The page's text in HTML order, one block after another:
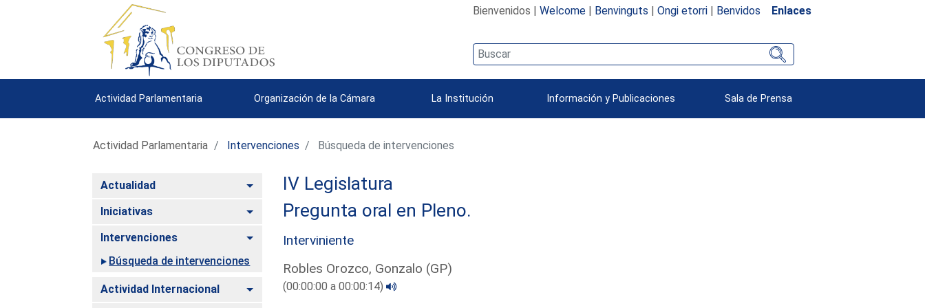
Bienvenidos | Welcome| Benvinguts | Ongi etorri| Benvidos Enlaces
Actividad Parlamentaria Organización de la Cámara La Institución Información y Publicaciones Sala de Prensa
Actividad Parlamentaria Intervenciones Búsqueda de intervenciones
Actualidad Alternar
Iniciativas Alternar
Intervenciones
Alternar
Búsqueda de intervenciones
Actividad Internacional
Alternar
IV Legislatura
Pregunta oral en Pleno.
Interviniente
Robles Orozco, Gonzalo (GP)
(00:00:00 a 00:00:14)